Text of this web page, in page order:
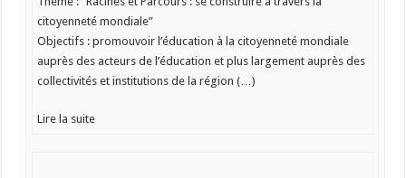
citoyenneté mondiale”
Objectifs : promouvoir l’éducation à la citoyenneté mondiale
auprès des acteurs de l’éducation et plus largement auprès des
collectivités et institutions de la région (…)
Lire la suite